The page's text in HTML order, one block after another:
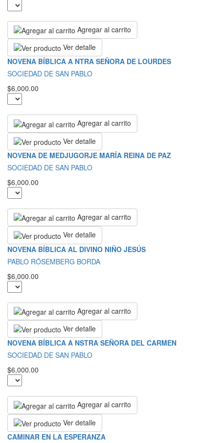
Agregar al carrito
Ver detalle
NOVENA BÍBLICA A NTRA SEÑORA DE LOURDES
SOCIEDAD DE SAN PABLO
$6,000.00
Agregar al carrito
Ver detalle
NOVENA DE MEDJUGORJE MARÍA REINA DE PAZ
SOCIEDAD DE SAN PABLO
$6,000.00
Agregar al carrito
Ver detalle
NOVENA BÍBLICA AL DIVINO NIÑO JESÚS
PABLO RÓSEMBERG BORDA
$6,000.00
Agregar al carrito
Ver detalle
NOVENA BÍBLICA A NSTRA SEÑORA DEL CARMEN
SOCIEDAD DE SAN PABLO
$6,000.00
Agregar al carrito
Ver detalle
CAMINAR EN LA ESPERANZA